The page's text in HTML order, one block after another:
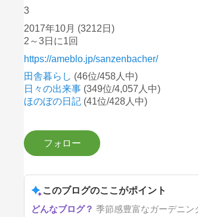
3
2017年10月 (3212日)
2～3日に1回
https://ameblo.jp/sanzenbacher/
田舎暮らし (46位/458人中)
日々の出来事 (349位/4,057人中)
ほのぼの日記 (41位/428人中)
このブログのここがポイント
季節感豊富なガーデニン